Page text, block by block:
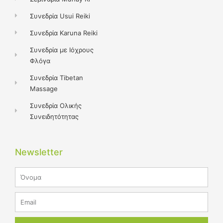
Συνεδρία Usui Reiki
Συνεδρία Karuna Reiki
Συνεδρία με Ιόχρους
Φλόγα
Συνεδρία Tibetan
Massage
Συνεδρία Ολικής
Συνειδητότητας
Newsletter